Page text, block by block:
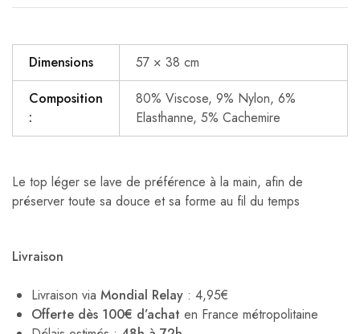
Dimensions
57 × 38 cm
Composition
:
80% Viscose, 9% Nylon, 6%
Elasthanne, 5% Cachemire
Le top léger se lave de préférence à la main, afin de
préserver toute sa douce et sa forme au fil du temps
Livraison
Livraison via Mondial Relay : 4,95€
Offerte dès 100€ d’achat en France métropolitaine